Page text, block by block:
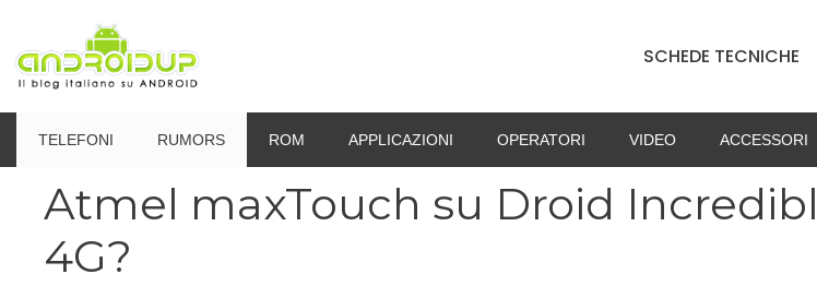
contenuto
SCHEDE TECNICHE
TELEFONI RUMORS ROM APPLICAZIONI OPERATORI VIDEO ACCESSORI
Atmel maxTouch su Droid
4G?